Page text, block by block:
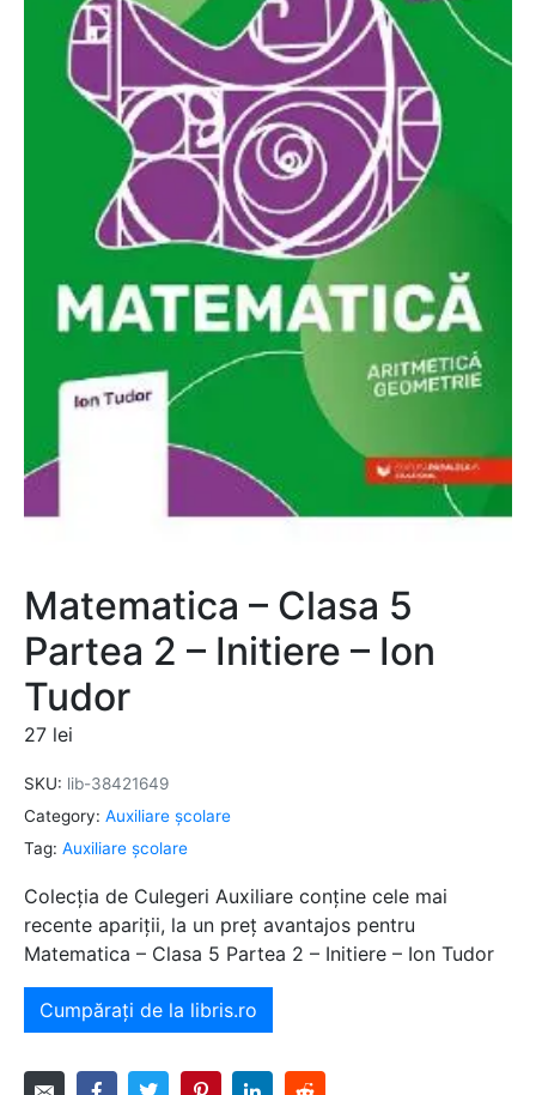
Matematica – Clasa 5
Partea 2 – Initiere – Ion
Tudor
27 lei
SKU: lib-38421649
Category: Auxiliare şcolare
Tag: Auxiliare şcolare
Colecția de Culegeri Auxiliare conține cele mai
recente apariții, la un preț avantajos pentru
Matematica – Clasa 5 Partea 2 – Initiere – Ion Tudor
Cumpărați de la libris.ro